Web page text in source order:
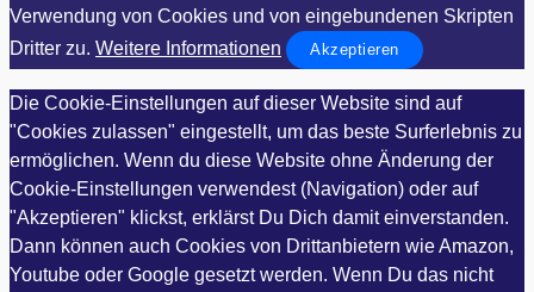
Verwendung von Cookies und von eingebundenen Skripten
Dritter zu. Weitere Informationen Akzeptieren
Die Cookie-Einstellungen auf dieser Website sind auf
"Cookies zulassen" eingestellt, um das beste Surferlebnis zu
ermöglichen. Wenn du diese Website ohne Änderung der
Cookie-Einstellungen verwendest (Navigation) oder auf
"Akzeptieren" klickst, erklärst Du Dich damit einverstanden.
Dann können auch Cookies von Drittanbietern wie Amazon,
Youtube oder Google gesetzt werden. Wenn Du das nicht